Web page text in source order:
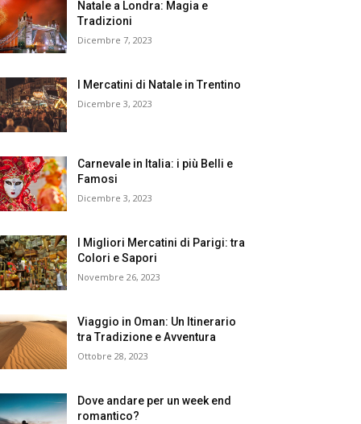
Natale a Londra: Magia e
Tradizioni
Dicembre 7, 2023
I Mercatini di Natale in Trentino
Dicembre 3, 2023
Carnevale in Italia: i più Belli e
Famosi
Dicembre 3, 2023
I Migliori Mercatini di Parigi: tra
Colori e Sapori
Novembre 26, 2023
Viaggio in Oman: Un Itinerario
tra Tradizione e Avventura
Ottobre 28, 2023
Dove andare per un week end
romantico?